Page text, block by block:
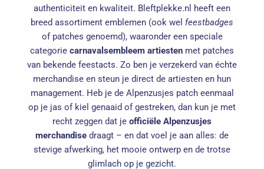
authenticiteit en kwaliteit. Bleftplekke.nl heeft een
breed assortiment emblemen (ook wel feestbadges
of patches genoemd), waaronder een speciale
categorie carnavalsembleem artiesten met patches
van bekende feestacts. Zo ben je verzekerd van échte
merchandise en steun je direct de artiesten en hun
management. Heb je de Alpenzusjes patch eenmaal
op je jas of kiel genaaid of gestreken, dan kun je met
recht zeggen dat je officiële Alpenzusjes
merchandise draagt – en dat voel je aan alles: de
stevige afwerking, het mooie ontwerp en de trotse
glimlach op je gezicht.